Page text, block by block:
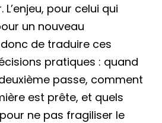
pour celui qui
un nouveau
de traduire ces
pratiques : quand
passe, comment
est prête, et quels
ne pas fragiliser le